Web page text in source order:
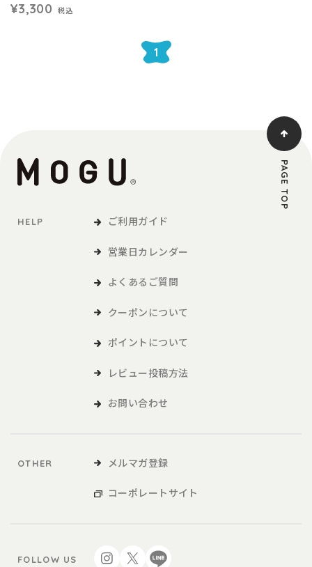
¥3,300 税込
1
HELP ご利用ガイド
営業日カレンダー
よくあるご質問
クーポンについて
ポイントについて
レビュー投稿方法
お問い合わせ
OTHER メルマガ登録
コーポレートサイト
FOLLOW US
PAGE TOP